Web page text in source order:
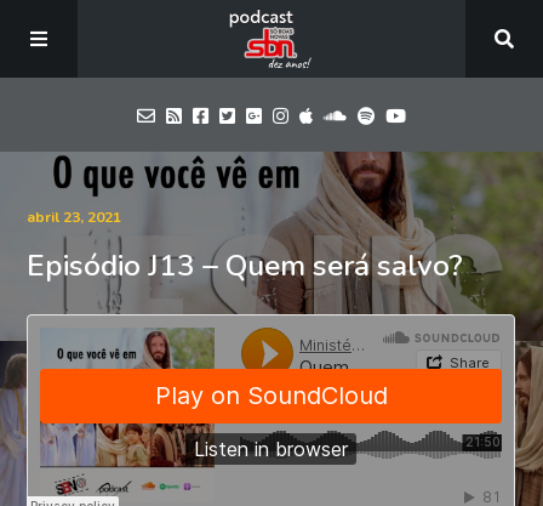
Home
Episódios
SBN
Contate-nos
abril 23, 2021
Episódio J13 – Quem será salvo?